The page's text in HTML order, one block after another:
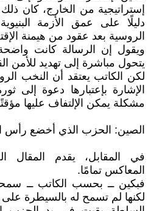
إستراتيجية من الخارج، كان ذلك
دليلًا على عمق الأزمة
الروسية بعد عقود من هيمنة
ويقول إن الرسالة كانت
يتحول مباشرة إلى تهديد للأمن
لكن الكاتب يعتقد أن النخب
الإشارة بإعتبارها دعوة إلى
مشكلة يمكن الإلتفاف عليها
الصين: الحزب الذي أخضع رأس
في المقابل، يقدم المقال
المعاكس تمامًا.
فبكين ــ بحسب الكاتب ــ
لكنها لم تسمح له بالسيطرة على